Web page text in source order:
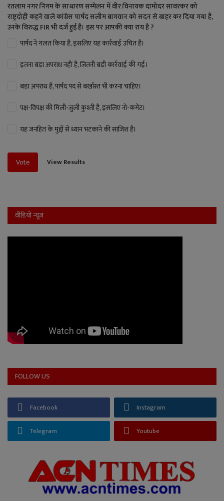
रतलाम नगर निगम के साधारण सम्मेलन में वीर विनायक दामोदर सावरकर को
राष्ट्रदोही कहने वाले कांग्रेस पार्षद सलीम बागवान को सदन से बाहर कर दिया गया है,
उनके विरुद्ध FIR भी दर्ज हुई है। इस पर आपकी क्या राय है ?
पार्षद ने गलत किया है, इसलिए यह कार्रवाई उचित है।
इतना बड़ा अपराध नहीं है, जितनी बड़ी कार्रवाई की गई।
बड़ा अपराध है, पार्षद पद से बर्खास्त भी करना चाहिए।
पक्ष-विपक्ष की मिली-जुली कुश्ती है, इसलिए नो-कमेंट।
यह जनहित के मुद्दों से ध्यान भटकाने की साजिश है।
Vote View Results
वीडियो न्यूज
FOLLOW US
Facebook Instagram
Telegram Youtube